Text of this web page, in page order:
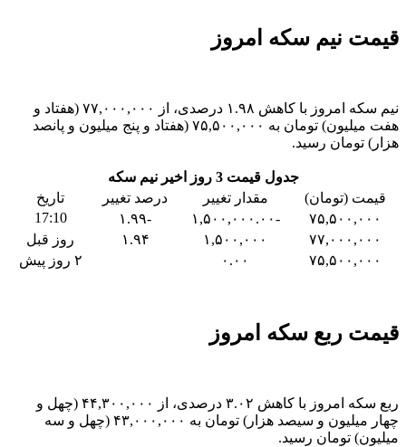
قیمت نیم سکه امروز
نیم سکه امروز با کاهش ۱.۹۸ درصدی، از ۷۷,۰۰۰,۰۰۰ (هفتاد و
هفت میلیون) تومان به ۷۵,۵۰۰,۰۰۰ (هفتاد و پنج میلیون و پانصد
هزار) تومان رسید.
جدول قیمت 3 روز اخیر نیم سکه
قیمت (تومان)
مقدار تغییر درصد تغییر
تاریخ
۷۵,۵۰۰,۰۰۰
-۱,۵۰۰,۰۰۰.۰۰ -۱.۹۹
17:10
۷۷,۰۰۰,۰۰۰
۱,۵۰۰,۰۰۰ ۱.۹۴
روز قبل
۷۵,۵۰۰,۰۰۰
۰.۰۰ ۲ روز پیش
قیمت ربع سکه امروز
ربع سکه امروز با کاهش ۳.۰۲ درصدی، از ۴۴,۳۰۰,۰۰۰ (چهل و
چهار میلیون و سیصد هزار) تومان به ۴۳,۰۰۰,۰۰۰ (چهل و سه
میلیون) تومان رسید.